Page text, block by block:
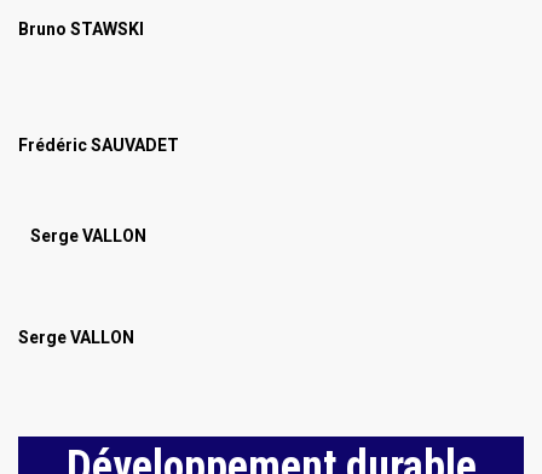
Bruno STAWSKI
Frédéric SAUVADET
Serge VALLON
Serge VALLON